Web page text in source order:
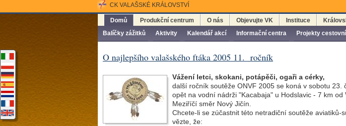
CK VALAŠSKÉ KRÁLOVSTVÍ
Domů
Balíčky zážitků
Aktivity Kalendář akcí Informační centra Projekty
Produkční centrum O nás Objevujte VK Instituce
O najlepšího valašského ftáka 2005 11. ročník
Vážení letci, skokani, potápěči, ogaři a cérky,
další ročník soutěže ONVF 2005 se koná v sobotu 23.
opět na vodní nádrži "Kacabaja" u Hodslavic - 7 km od
Meziříčí směr Nový Jičín.
Chcete-li se zúčastnit této netradiční soutěže aviatiků-
vězte, že: